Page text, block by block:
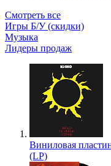
Смотреть все
Игры Б/У (скидки)
Музыка
Лидеры продаж
Виниловая
(LP)